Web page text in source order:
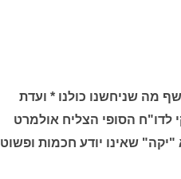
מה שניחשנו כולנו * ועדת
לדו"ח הסופי הצליח אולמרט
"יקה" שאינו יודע חכמות ופשוט